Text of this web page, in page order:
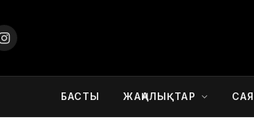
Instagram
БАСТЫ ЖАҢАЛЫҚТАР